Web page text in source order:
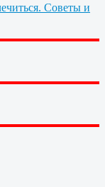
Советы и